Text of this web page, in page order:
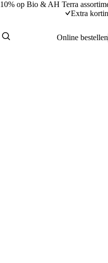
10% op Bio & AH Terra
Extra
Online bestellen